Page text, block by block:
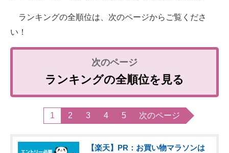
ランキングの全順位は、次のページからご覧くださ
い！
ランキングの全順位を見る
1 2 3 4 5 次のページ
【楽天】PR：お買い物マラソンは